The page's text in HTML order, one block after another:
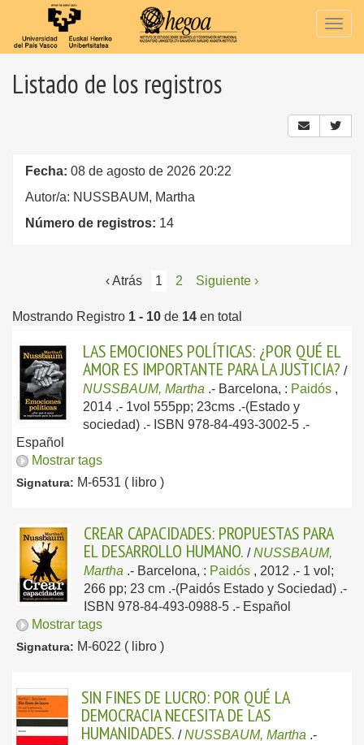
Listado de los registros
Fecha: 08 de agosto de 2026 20:22
Autor/a: NUSSBAUM, Martha
Número de registros: 14
‹ Atrás 1 2 Siguiente ›
Mostrando Registro 1 - 10 de 14 en total
LAS EMOCIONES POLÍTICAS: ¿POR QUÉ EL
AMOR ES IMPORTANTE PARA LA JUSTICIA? /
NUSSBAUM, Martha .- Barcelona, : Paidós ,
2014 .- 1vol 555pp; 23cms .-(Estado y
sociedad) .- ISBN 978-84-493-3002-5 .-
Español
Mostrar tags
Signatura: M-6531 ( libro )
CREAR CAPACIDADES: PROPUESTAS PARA
EL DESARROLLO HUMANO. /NUSSBAUM,
Martha .- Barcelona, : Paidós , 2012 .- 1 vol;
266 pp; 23 cm .-(Paidós Estado y Sociedad) .-
ISBN 978-84-493-0988-5 .- Español
Mostrar tags
Signatura: M-6022 ( libro )
SIN FINES DE LUCRO: POR QUÉ LA
DEMOCRACIA NECESITA DE LAS
HUMANIDADES. /NUSSBAUM, Martha .-